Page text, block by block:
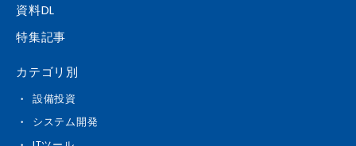
資料DL
特集記事
カテゴリ別
設備投資
システム開発